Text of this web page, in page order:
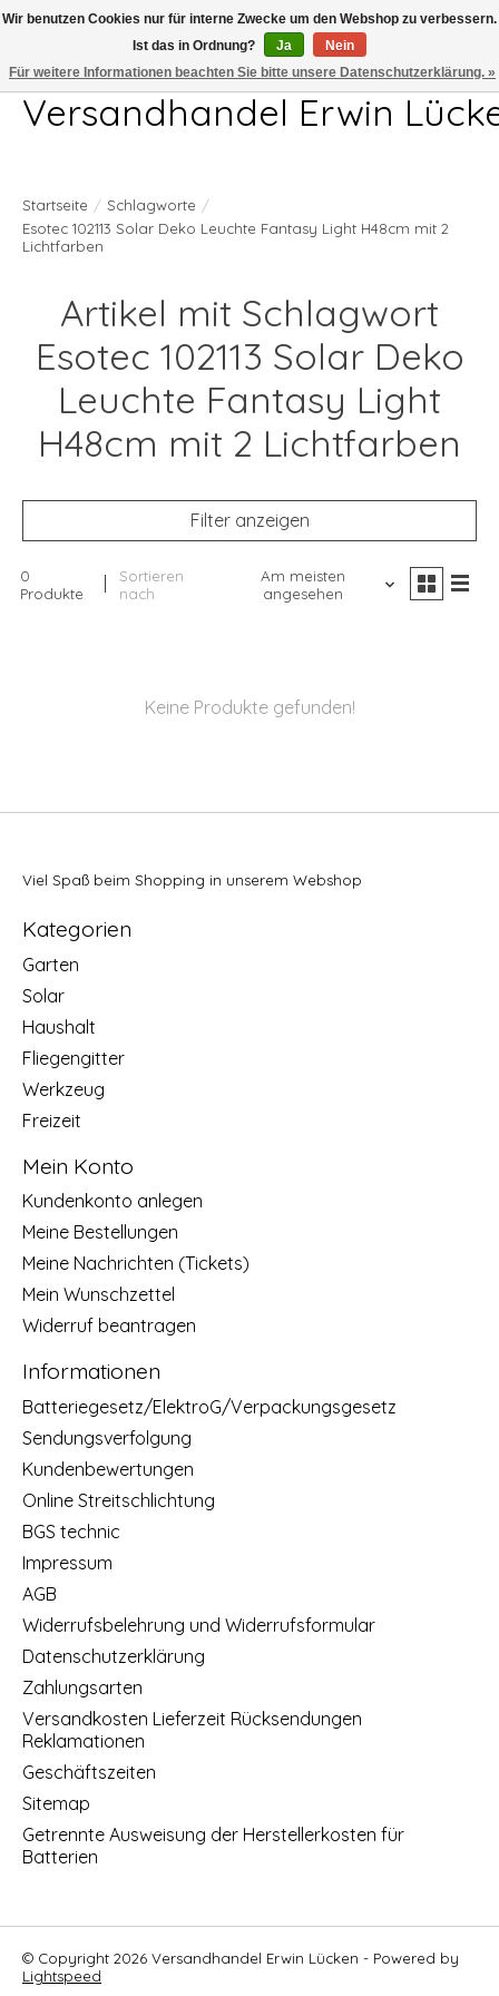
Telefon 04407 715872 MO-DO 7.00-17.00Uhr FR 7.00-13.00Uhr
Versandhandel Erwin
Startseite / Schlagworte /
Esotec 102113 Solar Deko Leuchte Fantasy Light H48cm mit 2
Lichtfarben
Artikel mit Schlagwort
Esotec 102113 Solar Deko
Leuchte Fantasy Light
H48cm mit 2 Lichtfarben
Filter anzeigen
0
Produkte
Sortieren
nach
Am meisten
angesehen
Keine Produkte gefunden!
Viel Spaß beim Shopping in unserem Webshop
Kategorien
Garten
Solar
Haushalt
Fliegengitter
Werkzeug
Freizeit
Mein Konto
Kundenkonto anlegen
Meine Bestellungen
Meine Nachrichten (Tickets)
Mein Wunschzettel
Widerruf beantragen
Informationen
Batteriegesetz/ElektroG/Verpackungsgesetz
Sendungsverfolgung
Kundenbewertungen
Online Streitschlichtung
BGS technic
Impressum
AGB
Widerrufsbelehrung und Widerrufsformular
Datenschutzerklärung
Zahlungsarten
Versandkosten Lieferzeit Rücksendungen
Reklamationen
Geschäftszeiten
Sitemap
Getrennte Ausweisung der Herstellerkosten für
Batterien
© Copyright 2026 Versandhandel Erwin Lücken - Powered by
Lightspeed
Wir benutzen Cookies nur für interne Zwecke um den Webshop zu verbessern.
Ist das in Ordnung?
Ja
Nein
Für weitere Informationen beachten Sie bitte unsere Datenschutzerklärung. »